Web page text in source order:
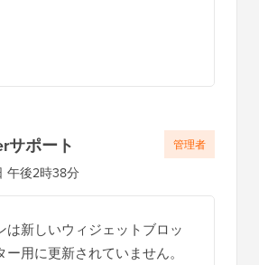
サポート
午後2時38分
は新しいウィジェットブロッ
ー用に更新されていません。
管理者